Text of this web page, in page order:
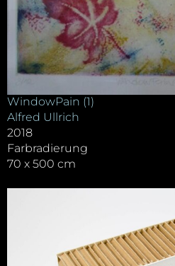
WindowPain (1)
Alfred Ullrich
2018
Farbradierung
70 x 500 cm